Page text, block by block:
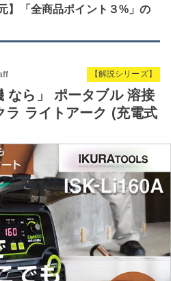
】「全商品ポイント３%」の
【解説シリーズ】
なら」 ポータブル 溶接
ライトアーク (充電式